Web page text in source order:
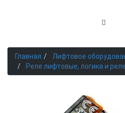
Главная
Лифтовое
Реле лифтовые, логика и